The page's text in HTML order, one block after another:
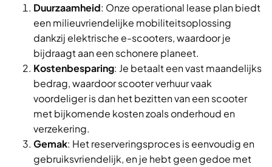
Duurzaamheid: Onze operational lease plan biedt
een milieuvriendelijke mobiliteitsoplossing
dankzij elektrische e-scooters, waardoor je
bijdraagt aan een schonere planeet.
Kostenbesparing: Je betaalt een vast maandelijks
bedrag, waardoor scooter verhuur vaak
voordeliger is dan het bezitten van een scooter
met bijkomende kosten zoals onderhoud en
verzekering.
Gemak: Het reserveringsproces is eenvoudig en
gebruiksvriendelijk, en je hebt geen gedoe met